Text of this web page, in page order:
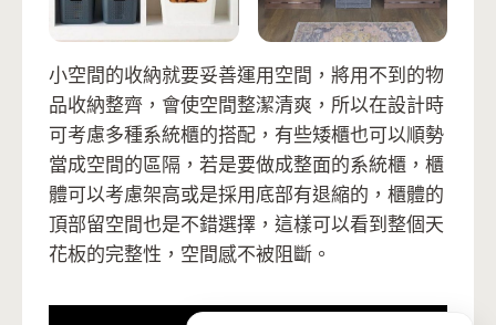
小空間的收納就要妥善運用空間，將用不到的物
品收納整齊，會使空間整潔清爽，所以在設計時
可考慮多種系統櫃的搭配，有些矮櫃也可以順勢
當成空間的區隔，若是要做成整面的系統櫃，櫃
體可以考慮架高或是採用底部有退縮的，櫃體的
頂部留空間也是不錯選擇，這樣可以看到整個天
花板的完整性，空間感不被阻斷。